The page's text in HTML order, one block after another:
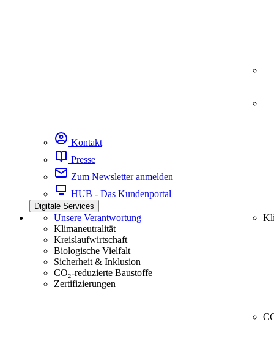
Kontakt
Presse
Zum Newsletter anmelden
HUB - Das Kundenportal
Digitale Services
Unsere Verantwortung
Klimaneutralität
Kreislaufwirtschaft
Biologische Vielfalt
Sicherheit & Inklusion
CO₂-reduzierte Baustoffe
Zertifizierungen